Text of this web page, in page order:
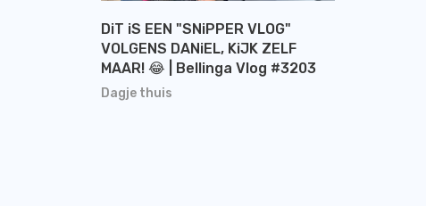
Dagje thuis
DiT iS EEN "SNiPPER VLOG"
VOLGENS DANiEL, KiJK ZELF
MAAR! 😂 | Bellinga Vlog #3203